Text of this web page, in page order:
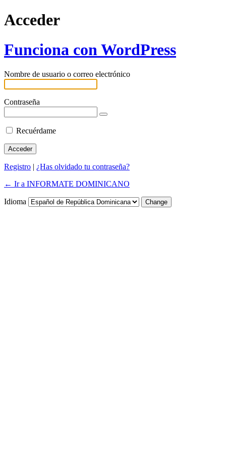
Acceder
Funciona con WordPress
Nombre de usuario o correo electrónico
Contraseña
Recuérdame
Registro | ¿Has olvidado tu contraseña?
← Ir a INFORMATE DOMINICANO
Idioma